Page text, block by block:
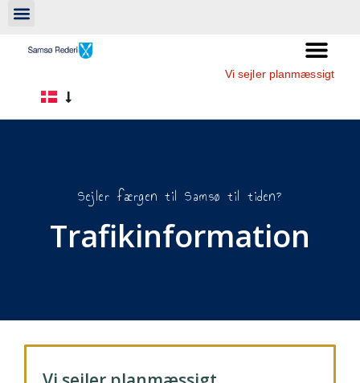
Vi sejler planmæssigt
Sejler færgen til Samsø til tiden?
Trafikinformation